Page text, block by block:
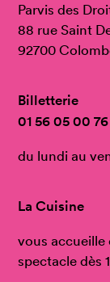
Parvis des
88 rue Saint
92700
Billetterie
01 56 05 00 76
du lundi au
La Cuisine
vous accueille
spectacle dès